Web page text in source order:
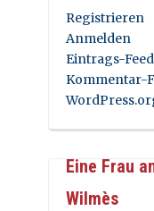
Registrieren
Anmelden
Eintrags-Feed
Kommentar-
Eine Frau
Wilmès